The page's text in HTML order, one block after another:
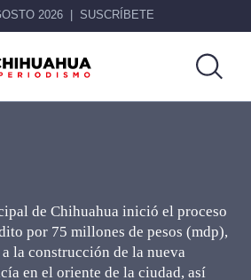
2026 SUSCRÍBETE
de Chihuahua inició el proceso
por 75 millones de pesos (mdp),
la construcción de la nueva
en el oriente de la ciudad, así